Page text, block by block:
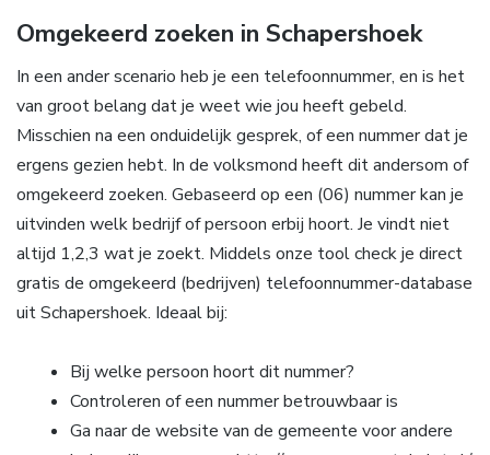
Omgekeerd zoeken in Schapershoek
In een ander scenario heb je een telefoonnummer, en is het
van groot belang dat je weet wie jou heeft gebeld.
Misschien na een onduidelijk gesprek, of een nummer dat je
ergens gezien hebt. In de volksmond heeft dit andersom of
omgekeerd zoeken. Gebaseerd op een (06) nummer kan je
uitvinden welk bedrijf of persoon erbij hoort. Je vindt niet
altijd 1,2,3 wat je zoekt. Middels onze tool check je direct
gratis de omgekeerd (bedrijven) telefoonnummer-database
uit Schapershoek. Ideaal bij:
Bij welke persoon hoort dit nummer?
Controleren of een nummer betrouwbaar is
Ga naar de website van de gemeente voor andere